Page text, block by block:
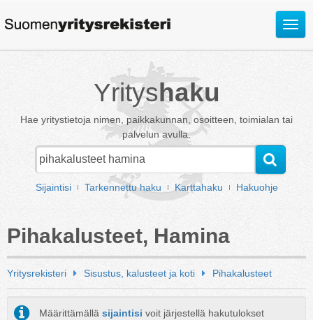
Avaa
Yrityshaku
Hae yritystietoja nimen, paikkakunnan, osoitteen, toimialan tai
palvelun avulla.
Sijaintisi Tarkennettu haku Karttahaku Hakuohje
Pihakalusteet, Hamina
Yritysrekisteri Sisustus, kalusteet ja koti Pihakalusteet
Määrittämällä sijaintisi voit järjestellä hakutulokset